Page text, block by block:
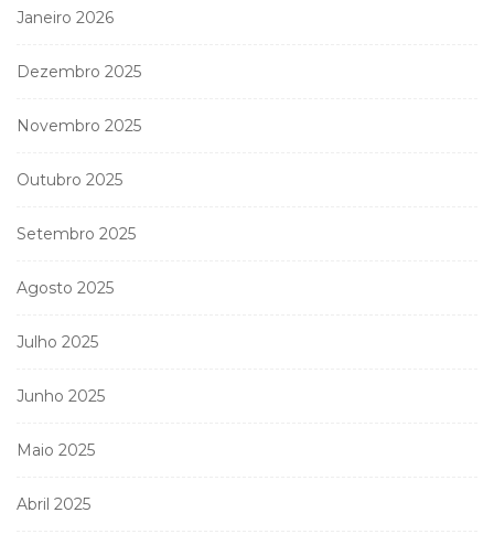
Janeiro 2026
Dezembro 2025
Novembro 2025
Outubro 2025
Setembro 2025
Agosto 2025
Julho 2025
Junho 2025
Maio 2025
Abril 2025